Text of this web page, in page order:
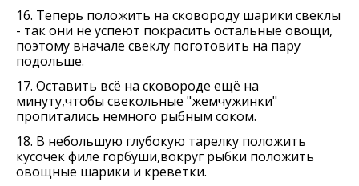
16. Теперь положить на сковороду шарики свеклы
- так они не успеют покрасить остальные овощи,
поэтому вначале свеклу поготовить на пару
подольше.
17. Оставить всё на сковороде ещё на
минуту,чтобы свекольные "жемчужинки"
пропитались немного рыбным соком.
18. В небольшую глубокую тарелку положить
кусочек филе горбуши,вокруг рыбки положить
овощные шарики и креветки.